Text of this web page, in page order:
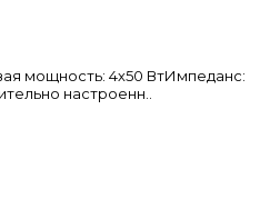
мощность: 4х50 ВтИмпеданс:
настроенн..